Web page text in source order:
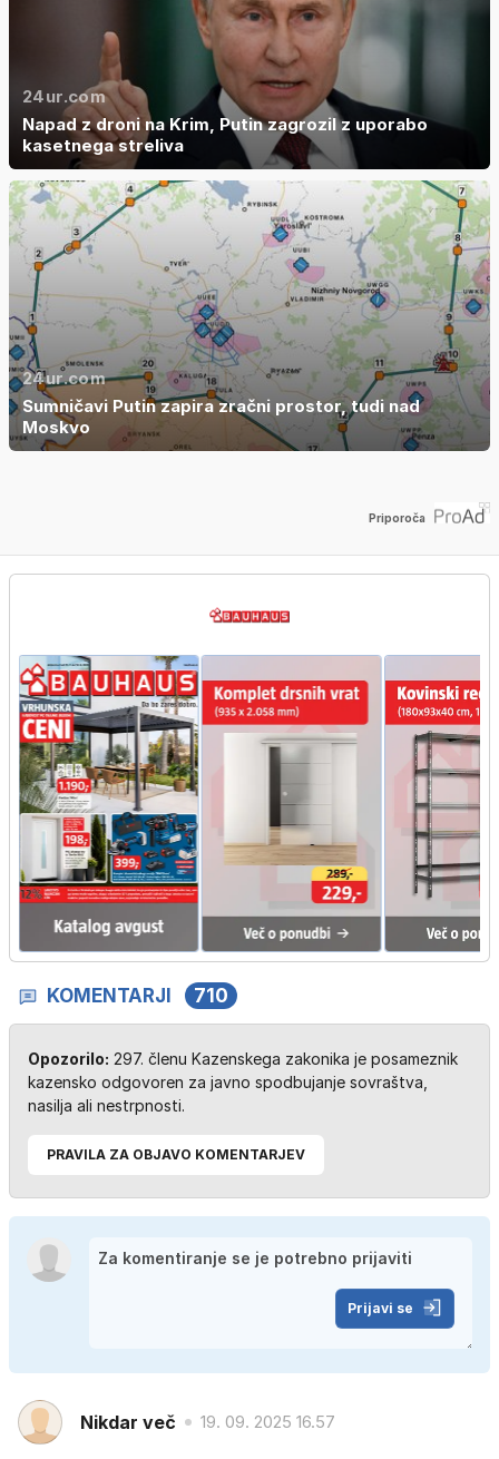
24ur.com
Napad z droni na Krim, Putin zagrozil z uporabo
kasetnega streliva
24ur.com
Sumničavi Putin zapira zračni prostor, tudi nad
Moskvo
Priporoča
KOMENTARJI 710
Opozorilo: 297. členu Kazenskega zakonika je posameznik
kazensko odgovoren za javno spodbujanje sovraštva,
nasilja ali nestrpnosti.
PRAVILA ZA OBJAVO KOMENTARJEV
Prijavi se
Nikdar več 19. 09. 2025 16.57